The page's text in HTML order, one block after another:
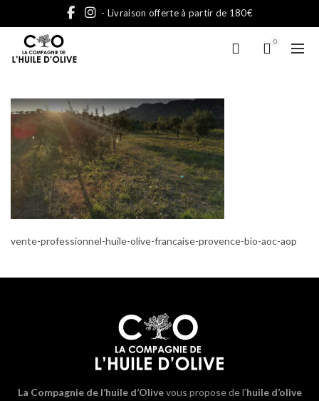
- Livraison offerte à partir de 180€
0
vente-professionnel-huile-olive-francaise-provence-bio-aoc-aop
La Compagnie de l’huile d’Olivevous propose de l’huile d’olive